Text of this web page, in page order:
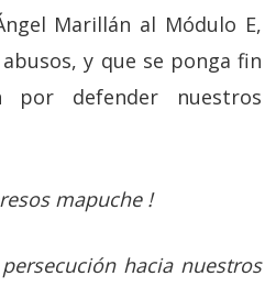
Marillán al Módulo E,
y que se ponga fin
por defender nuestros
mapuche !
hacia nuestros